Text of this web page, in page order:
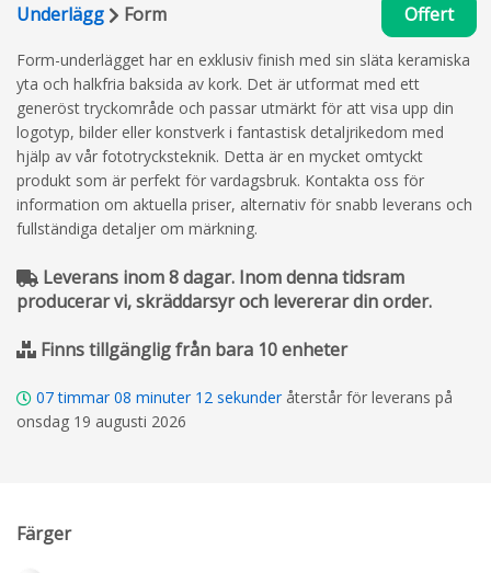
Underlägg Form Offert
Form-underlägget har en exklusiv finish med sin släta keramiska
yta och halkfria baksida av kork. Det är utformat med ett
generöst tryckområde och passar utmärkt för att visa upp din
logotyp, bilder eller konstverk i fantastisk detaljrikedom med
hjälp av vår fototrycksteknik. Detta är en mycket omtyckt
produkt som är perfekt för vardagsbruk. Kontakta oss för
information om aktuella priser, alternativ för snabb leverans och
fullständiga detaljer om märkning.
Leverans inom 8 dagar. Inom denna tidsram
producerar vi, skräddarsyr och levererar din order.
Finns tillgänglig från bara 10 enheter
07timmar 08 minuter 11 sekunder återstår för leverans på
onsdag 19 augusti 2026
Färger